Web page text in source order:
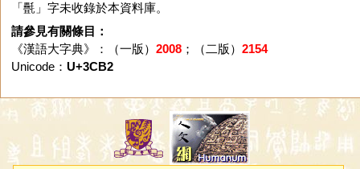
「㲲」字未收錄於本資料庫。
請參見有關條目：
《漢語大字典》：（一版） 2008；（二版） 2154
Unicode： U+3CB2